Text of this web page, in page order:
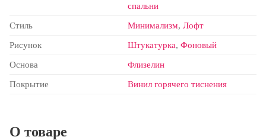
спальни
Стиль Минимализм, Лофт
Рисунок Штукатурка, Фоновый
Основа Флизелин
Покрытие Винил горячего тиснения
О товаре